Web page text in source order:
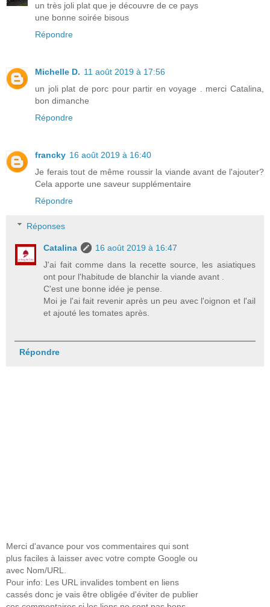
un très joli plat que je découvre de ce pays
une bonne soirée bisous
Répondre
Michelle D. 11 août 2019 à 17:56
un joli plat de porc pour partir en voyage . merci Catalina,
bon dimanche
Répondre
francky 16 août 2019 à 16:40
Je ferais tout de même roussir la viande avant de l'ajouter?
Cela apporte une saveur supplémentaire
Répondre
Réponses
Catalina
16 août 2019 à 16:47
J'ai fait comme dans la recette source, les asiatiques
ont pour l'habitude de blanchir la viande avant .
C'est une bonne idée je pense.
Moi je l'ai fait revenir après un peu avec l'oignon et l'ail
et ajouté les tomates après.
Répondre
Merci d'avance pour vos commentaires qui sont
plus faciles à laisser avec votre compte Google ou
avec Nom/URL.
Pour info: Les URL invalides tombent en liens
cassés donc je vais être obligée d'éviter de publier